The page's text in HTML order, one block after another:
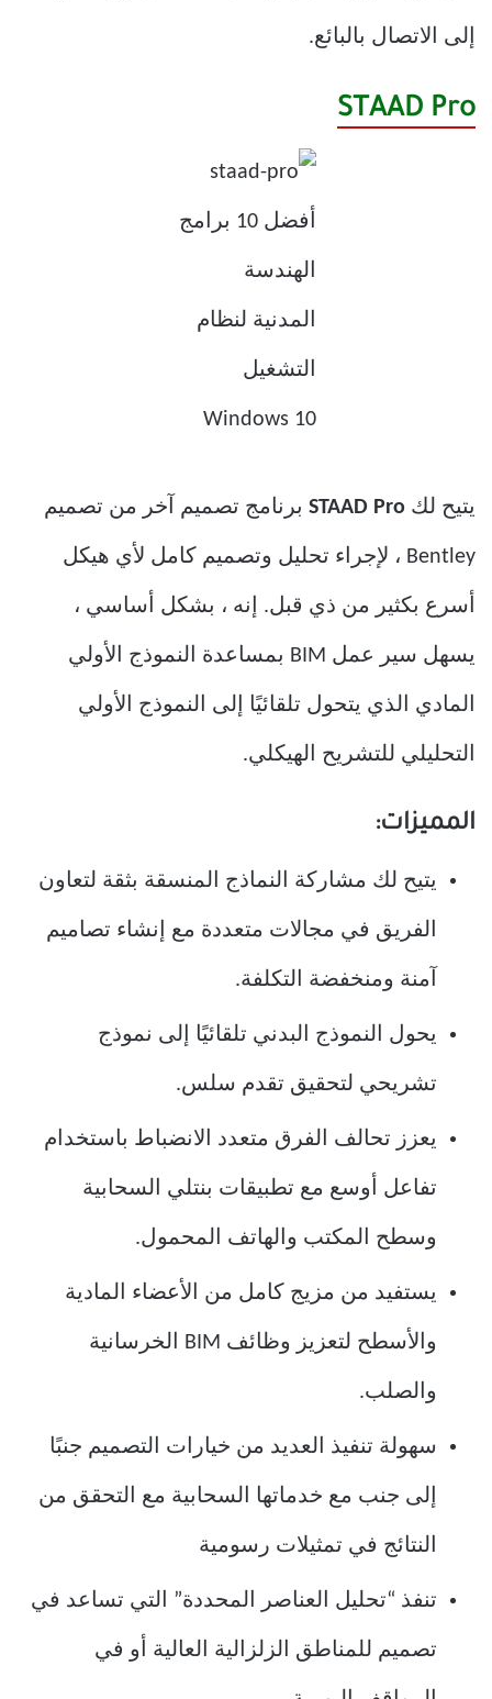
إلى الاتصال بالبائع.
STAAD Pro
يتيح لك STAAD Pro برنامج تصميم آخر من تصميم
Bentley ، لإجراء تحليل وتصميم كامل لأي هيكل
أسرع بكثير من ذي قبل. إنه ، بشكل أساسي ،
يسهل سير عمل BIM بمساعدة النموذج الأولي
المادي الذي يتحول تلقائيًا إلى النموذج الأولي
التحليلي للتشريح الهيكلي.
المميزات:
يتيح لك مشاركة النماذج المنسقة بثقة لتعاون
الفريق في مجالات متعددة مع إنشاء تصاميم
آمنة ومنخفضة التكلفة.
يحول النموذج البدني تلقائيًا إلى نموذج
تشريحي لتحقيق تقدم سلس.
يعزز تحالف الفرق متعدد الانضباط باستخدام
تفاعل أوسع مع تطبيقات بنتلي السحابية
وسطح المكتب والهاتف المحمول.
يستفيد من مزيج كامل من الأعضاء المادية
والأسطح لتعزيز وظائف BIM الخرسانية
والصلب.
سهولة تنفيذ العديد من خيارات التصميم جنبًا
إلى جنب مع خدماتها السحابية مع التحقق من
النتائج في تمثيلات رسومية
تنفذ “تحليل العناصر المحددة” التي تساعد في
تصميم للمناطق الزلزالية العالية أو في